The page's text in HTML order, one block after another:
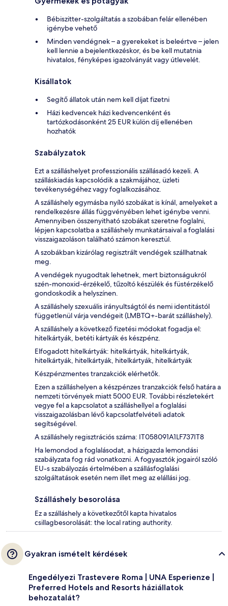
Bébiszitter-szolgáltatás a szobában felár ellenében
igénybe vehető
Minden vendégnek – a gyerekeket is beleértve – jelen
kell lennie a bejelentkezéskor, és be kell mutatnia
hivatalos, fényképes igazolványát vagy útlevelét.
Kisállatok
Segítő állatok után nem kell díjat fizetni
Házi kedvencek házi kedvencenként és
tartózkodásonként 25 EUR külön díj ellenében
hozhatók
Szabályzatok
Ezt a szálláshelyet professzionális szállásadó kezeli. A
szálláskiadás kapcsolódik a szakmájához, üzleti
tevékenységéhez vagy foglalkozásához.
A szálláshely egymásba nyíló szobákat is kínál, amelyeket a
rendelkezésre állás függvényében lehet igénybe venni.
Amennyiben összenyitható szobákat szeretne foglalni,
lépjen kapcsolatba a szálláshely munkatársaival a foglalási
visszaigazoláson található számon keresztül.
A szobákban kizárólag regisztrált vendégek szállhatnak
meg.
A vendégek nyugodtak lehetnek, mert biztonságukról
szén-monoxid-érzékelő, tűzoltó készülék és füstérzékelő
gondoskodik a helyszínen.
A szálláshely szexuális irányultságtól és nemi identitástól
függetlenül várja vendégeit (LMBTQ+-barát szálláshely).
A szálláshely a következő fizetési módokat fogadja el:
hitelkártyák, betéti kártyák és készpénz.
Elfogadott hitelkártyák: hitelkártyák, hitelkártyák,
hitelkártyák, hitelkártyák, hitelkártyák, hitelkártyák
Készpénzmentes tranzakciók elérhetők.
Ezen a szálláshelyen a készpénzes tranzakciók felső határa a
nemzeti törvények miatt 5000 EUR. További részletekért
vegye fel a kapcsolatot a szálláshellyel a foglalási
visszaigazolásban lévő kapcsolatfelvételi adatok
segítségével.
A szálláshely regisztrációs száma: IT058091A1LF737IT8
Ha lemondod a foglalásodat, a házigazda lemondási
szabályzata fog rád vonatkozni. A fogyasztók jogairól szóló
EU-s szabályozás értelmében a szállásfoglalási
szolgáltatások esetén nem illet meg az elállási jog.
Szálláshely besorolása
Ez a szálláshely a következőtől kapta hivatalos
csillagbesorolását: the local rating authority.
Gyakran ismételt kérdések
Engedélyezi Trastevere Roma | UNA Esperienze |
Preferred Hotels and Resorts háziállatok
behozatalát?